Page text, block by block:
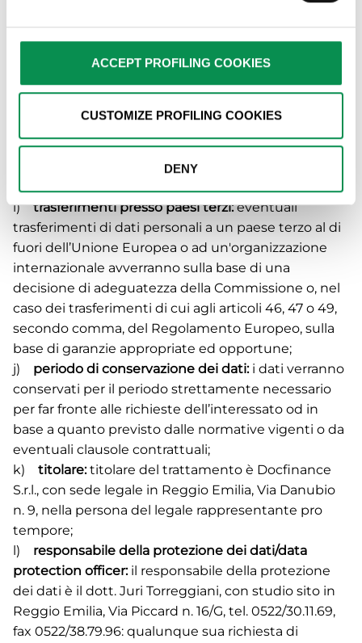
choices at any time by clicking on the relevant link in the
ACCEPT PROFILING COOKIES
CUSTOMIZE PROFILING COOKIES
DENY
profilazione):non sono in alcun modo gestiti
processi decisionali automatizzati;
diritti dell’interessato:lei gode di tutti i diritti
sanciti dal Regolamento Europeo, quali il diritto di
trattamento, il diritto di opporsi al loro trattamento,
oltre al diritto alla portabilità dei dati. Ha inoltre il
diritto di proporre reclamo all’Autorità di controllo;
i)trasferimenti presso paesi terzi:eventuali
trasferimenti di dati personali a un paese terzo al di
fuori dell’Unione Europea o ad un'organizzazione
internazionale avverranno sulla base di una
decisione di adeguatezza della Commissione o, nel
caso dei trasferimenti di cui agli articoli 46, 47 o 49,
secondo comma, del Regolamento Europeo, sulla
base di garanzie appropriate ed opportune;
j)
periodo di conservazione dei dati:i dati verranno
conservati per il periodo strettamente necessario
per far fronte alle richieste dell’interessato od in
base a quanto previsto dalle normative vigenti o da
eventuali clausole contrattuali;
k)
titolare:titolare del trattamento è Docfinance
S.r.l., con sede legale in Reggio Emilia, Via Danubio
n. 9, nella persona del legale rappresentante pro
tempore;
l) responsabile della protezione dei dati/data
protection officer:il responsabile della protezione
dei dati è il dott. Juri Torreggiani, con studio sito in
Reggio Emilia, Via Piccard n. 16/G, tel. 0522/30.11.69,
fax 0522/38.79.96: qualunque sua richiesta di